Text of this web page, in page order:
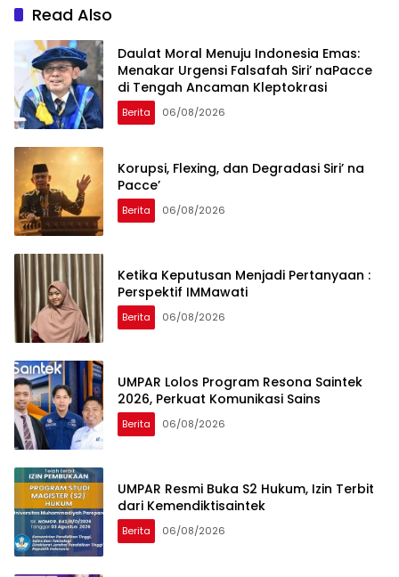
Read Also
Daulat Moral Menuju Indonesia Emas:
Menakar Urgensi Falsafah Siri’ naPacce
di Tengah Ancaman Kleptokrasi
Berita 06/08/2026
Korupsi, Flexing, dan Degradasi Siri’ na
Pacce’
Berita 06/08/2026
Ketika Keputusan Menjadi Pertanyaan :
Perspektif IMMawati
Berita 06/08/2026
UMPAR Lolos Program Resona Saintek
2026, Perkuat Komunikasi Sains
Berita 06/08/2026
UMPAR Resmi Buka S2 Hukum, Izin Terbit
dari Kemendiktisaintek
Berita 06/08/2026